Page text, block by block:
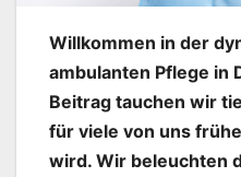
Willkommen in der
ambulanten Pflege in
Beitrag tauchen wir
für viele von uns
wird. Wir beleuchten